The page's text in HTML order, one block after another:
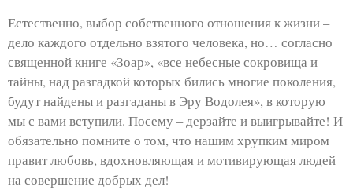
Естественно, выбор собственного отношения к жизни –
дело каждого отдельно взятого человека, но… согласно
священной книге «Зоар», «все небесные сокровища и
тайны, над разгадкой которых бились многие поколения,
будут найдены и разгаданы в Эру Водолея», в которую
мы с вами вступили. Посему – дерзайте и выигрывайте! И
обязательно помните о том, что нашим хрупким миром
правит любовь, вдохновляющая и мотивирующая людей
на совершение добрых дел!